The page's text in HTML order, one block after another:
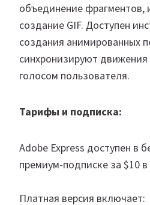
объединение фрагментов,
создание GIF. Доступен
создания анимированных
синхронизируют движения
голосом пользователя.
Тарифы и подписка:
Adobe Express доступен в
премиум-подписке за $10 в
Платная версия включает: